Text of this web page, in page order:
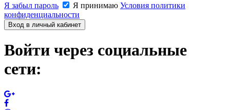
Я забыл пароль
Я принимаю Условия политики
конфиденциальности
Вход в личный кабинет
Войти через социальные
сети: